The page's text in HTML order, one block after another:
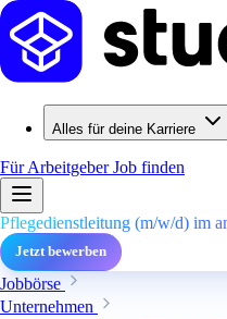
Alles für deine Karriere
Für ArbeitgeberJob finden
Pflegedienstleitung (m/w/d) im
Jetzt bewerben
Jobbörse
Unternehmen